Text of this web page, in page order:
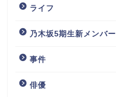
ライフ
乃木坂5期生新メンバー
事件
俳優